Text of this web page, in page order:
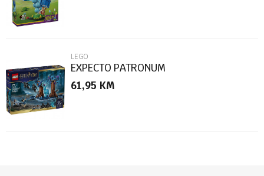
LEGO
EXPECTO PATRONUM
61,95 KM